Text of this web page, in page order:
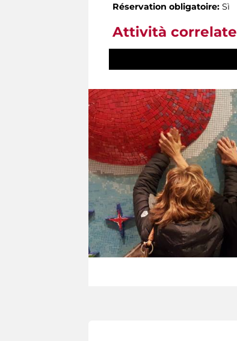
Réservation obligatoire: Sì
Attività correlate